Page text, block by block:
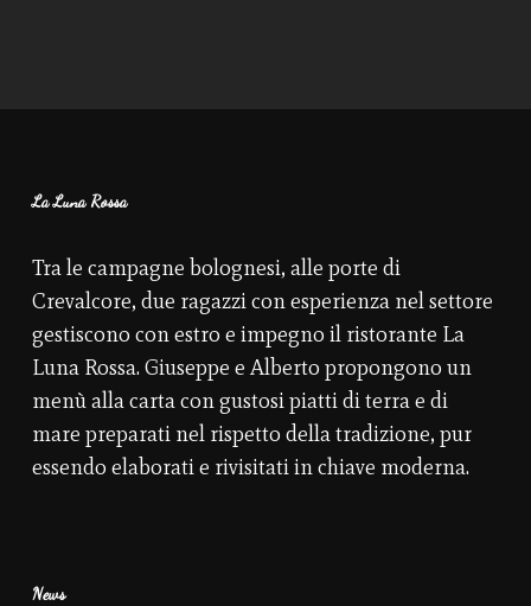
La Luna Rossa
Tra le campagne bolognesi, alle porte di
Crevalcore, due ragazzi con esperienza nel settore
gestiscono con estro e impegno il ristorante La
Luna Rossa. Giuseppe e Alberto propongono un
menù alla carta con gustosi piatti di terra e di
mare preparati nel rispetto della tradizione, pur
essendo elaborati e rivisitati in chiave moderna.
News